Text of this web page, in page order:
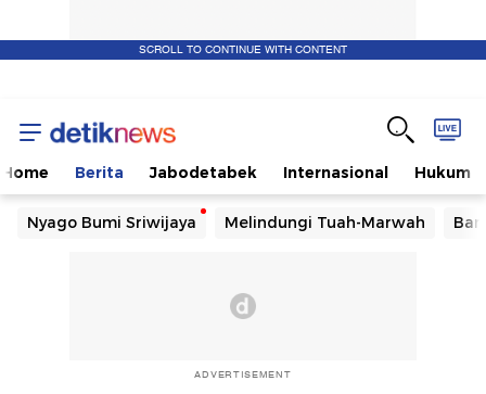
SCROLL TO CONTINUE WITH CONTENT
Home Berita Jabodetabek Internasional Hukum
Nyago Bumi Sriwijaya Melindungi Tuah-Marwah
ADVERTISEMENT